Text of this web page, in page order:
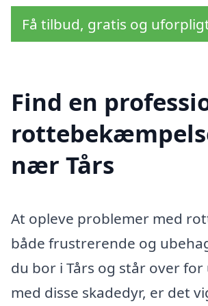
Få tilbud, gratis og
Find en
nær Tårs
At opleve problemer med
både frustrerende og
du bor i Tårs og står over
med disse skadedyr, er det